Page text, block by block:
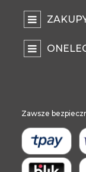
Niezawodność
W przypadku
estetykę. Zaufane
przykładają
to, że każda
identyczną
idealnie
Zawsze